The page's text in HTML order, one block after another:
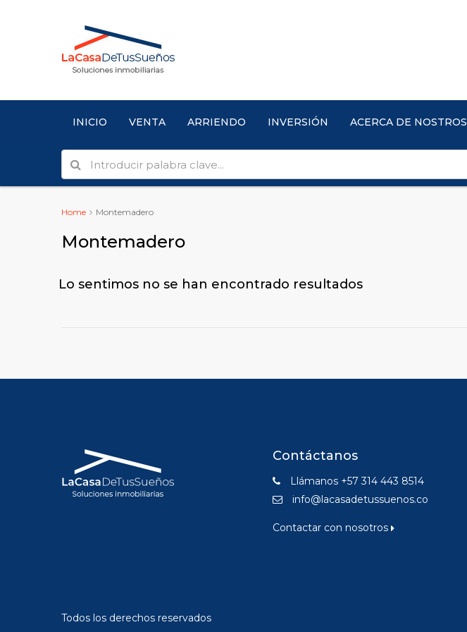
INICIO VENTA ARRIENDO INVERSIÓN ACERCA DE NOSTROS
Home Montemadero
Montemadero
Lo sentimos no se han encontrado resultados
Contáctanos
Llámanos +57 314 443 8514
info@lacasadetussuenos.co
Contactar con nosotros
Todos los derechos reservados